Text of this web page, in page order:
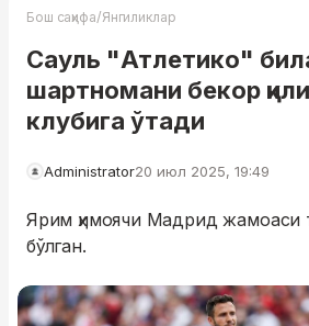
Бош саҳифа/Янгиликлар
Сауль "Атлетико"
шартномани бекор
клубига ўтади
Administrator20 июл 2025, 19:49
Ярим ҳимоячи Мадрид жамоаси
бўлган.